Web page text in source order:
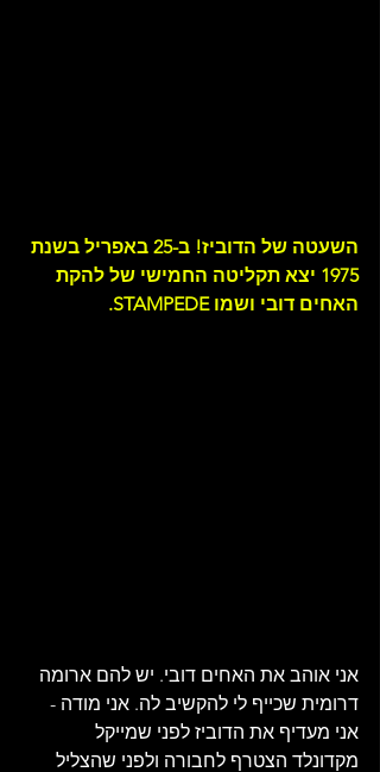
השעטה של הדוביז! ב-25 באפריל בשנת
1975 יצא תקליטה החמישי של להקת
האחים דובי ושמו STAMPEDE.
אני אוהב את האחים דובי. יש להם ארומה
דרומית שכייף לי להקשיב לה. אני מודה -
אני מעדיף את הדוביז לפני שמייקל
מקדונלד הצטרף לחבורה ולפני שהצליל